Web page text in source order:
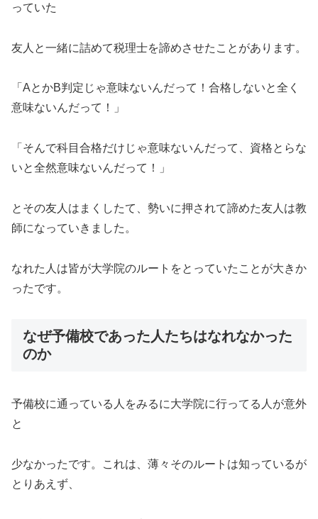
っていた
友人と一緒に詰めて税理士を諦めさせたことがあります。
「AとかB判定じゃ意味ないんだって！合格しないと全く
意味ないんだって！」
「そんで科目合格だけじゃ意味ないんだって、資格とらな
いと全然意味ないんだって！」
とその友人はまくしたて、勢いに押されて諦めた友人は教
師になっていきました。
なれた人は皆が大学院のルートをとっていたことが大きか
ったです。
なぜ予備校であった人たちはなれなかった
のか
予備校に通っている人をみるに大学院に行ってる人が意外
と
少なかったです。これは、薄々そのルートは知っているが
とりあえず、